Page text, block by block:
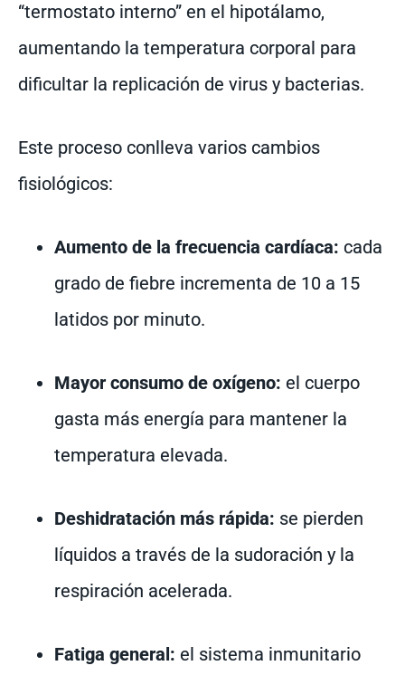
“termostato interno” en el hipotálamo,
aumentando la temperatura corporal para
dificultar la replicación de virus y bacterias.
Este proceso conlleva varios cambios
fisiológicos:
Aumento de la frecuencia cardíaca: cada
grado de fiebre incrementa de 10 a 15
latidos por minuto.
Mayor consumo de oxígeno: el cuerpo
gasta más energía para mantener la
temperatura elevada.
Deshidratación más rápida: se pierden
líquidos a través de la sudoración y la
respiración acelerada.
Fatiga general: el sistema inmunitario